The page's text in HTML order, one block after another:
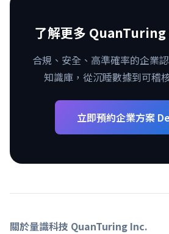
了解更多 QuanTuring
合規、安全、高準確率的企業
知識庫，從沉睡數據到可稽
立即預約企業方案
關於量識科技 QuanTuring Inc.